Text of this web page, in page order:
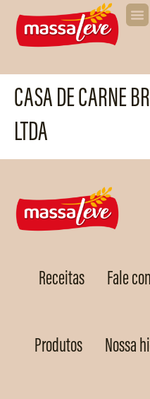
CASA DE CARNE
LTDA
Receitas Fale
Produtos Nossa